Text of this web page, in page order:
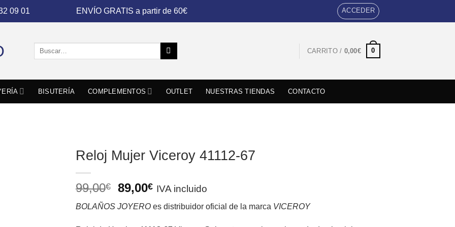
09 01 ENVÍO GRATIS a partir de 60€ ACCEDER
Buscar
CARRITO / 0,00€ 0
BISUTERÍA COMPLEMENTOS OUTLET NUESTRAS TIENDAS CONTACTO
Reloj Mujer Viceroy 41112-67
99,00€
El
original
era:
89,00€El
actual
es:
IVA incluido
BOLAÑOS JOYERO es distribuidor oficial de la marca VICEROY